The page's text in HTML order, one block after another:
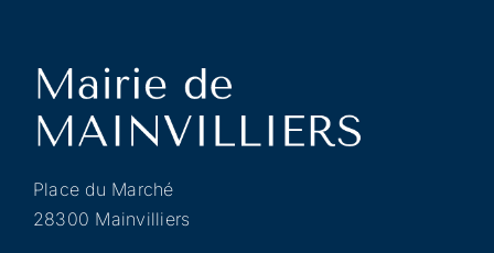
Place du Marché
28300 Mainvilliers